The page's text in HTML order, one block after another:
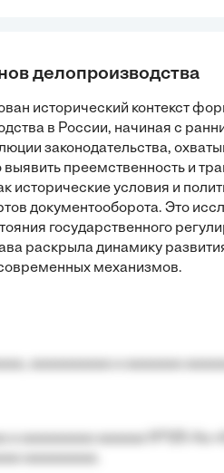
делопроизводства
исторический контекст
в России, начиная с
законодательства,
выявить преемственность и
исторические условия и
документооборота. Это
государственного
раскрыла динамику
механизмов.